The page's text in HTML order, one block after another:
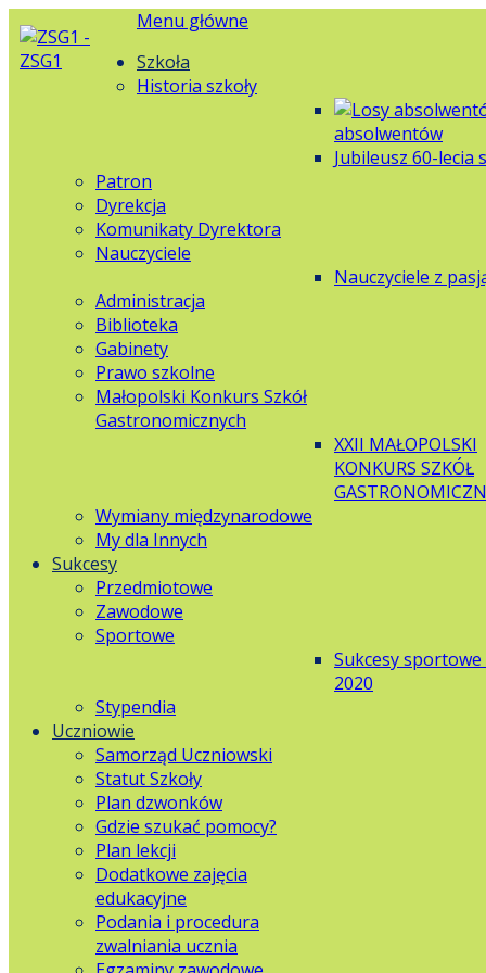
Menu główne
Szkoła
Historia szkoły
absolwentów
Jubileusz 60-lecia
Patron
Dyrekcja
Komunikaty Dyrektora
Nauczyciele
Nauczyciele z
Administracja
Biblioteka
Gabinety
Prawo szkolne
Małopolski Konkurs Szkół
Gastronomicznych
XXII MAŁOPOLSKI
KONKURS SZKÓŁ
Wymiany międzynarodowe
My dla Innych
Sukcesy
Przedmiotowe
Zawodowe
Sportowe
Sukcesy sportowe
2020
Stypendia
Uczniowie
Samorząd Uczniowski
Statut Szkoły
Plan dzwonków
Gdzie szukać pomocy?
Plan lekcji
Dodatkowe zajęcia
edukacyjne
Podania i procedura
zwalniania ucznia